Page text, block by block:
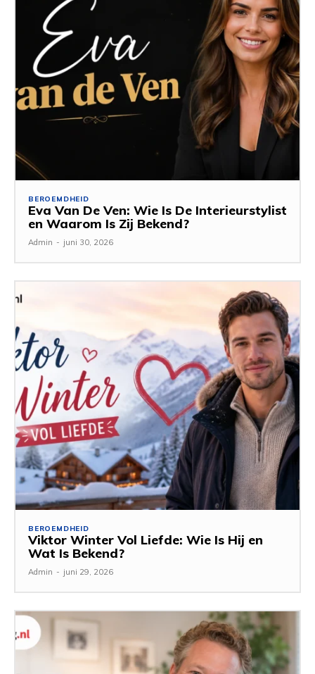
BEROEMDHEID
Eva Van De Ven: Wie Is De Interieurstylist
en Waarom Is Zij Bekend?
Admin - juni 30, 2026
BEROEMDHEID
Viktor Winter Vol Liefde: Wie Is Hij en
Wat Is Bekend?
Admin - juni 29, 2026